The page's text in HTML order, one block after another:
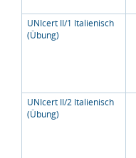
UNIcert II/1 Italienisch
(Übung)
UNIcert II/2 Italienisch
(Übung)